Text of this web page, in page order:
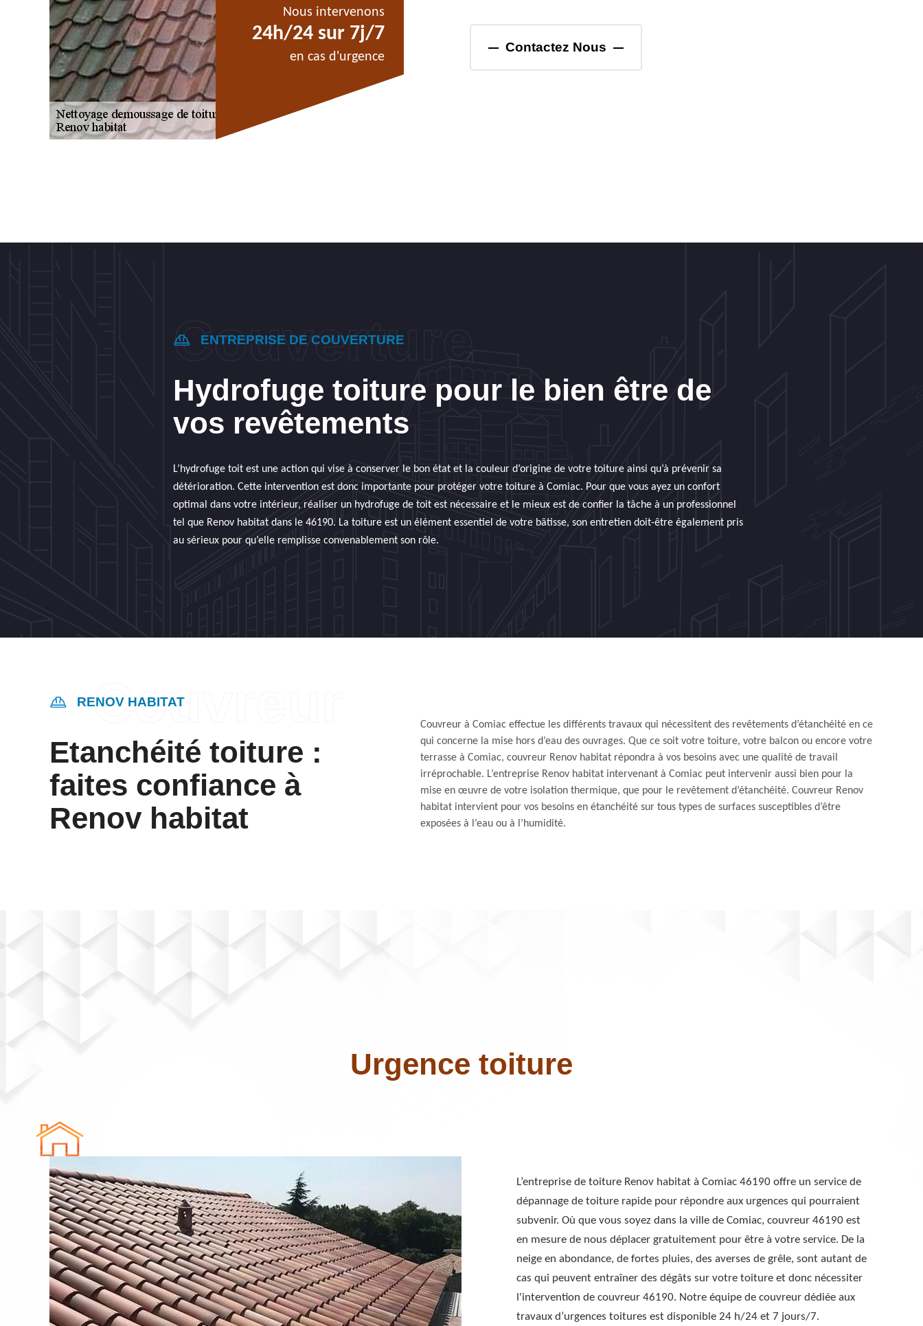
Nous intervenons
24h/24 sur 7j/7
en cas d'urgence
Contactez Nous
ENTREPRISE DE COUVERTURE
Hydrofuge toiture pour le bien être de
vos revêtements
L’hydrofuge toit est une action qui vise à conserver le bon état et la couleur d’origine de votre toiture ainsi qu’à prévenir sa
détérioration. Cette intervention est donc importante pour protéger votre toiture à Comiac. Pour que vous ayez un confort
optimal dans votre intérieur, réaliser un hydrofuge de toit est nécessaire et le mieux est de confier la tâche à un professionnel
tel que Renov habitat dans le 46190. La toiture est un élément essentiel de votre bâtisse, son entretien doit-être également pris
au sérieux pour qu’elle remplisse convenablement son rôle.
RENOV HABITAT
Etanchéité toiture :
faites confiance à
Renov habitat
Couvreur à Comiac effectue les différents travaux qui nécessitent des revêtements d’étanchéité en ce
qui concerne la mise hors d’eau des ouvrages. Que ce soit votre toiture, votre balcon ou encore votre
terrasse à Comiac, couvreur Renov habitat répondra à vos besoins avec une qualité de travail
irréprochable. L’entreprise Renov habitat intervenant à Comiac peut intervenir aussi bien pour la
mise en œuvre de votre isolation thermique, que pour le revêtement d’étanchéité. Couvreur Renov
habitat intervient pour vos besoins en étanchéité sur tous types de surfaces susceptibles d’être
exposées à l’eau ou à l’humidité.
Urgence toiture
L’entreprise de toiture Renov habitat à Comiac 46190 offre un service de
dépannage de toiture rapide pour répondre aux urgences qui pourraient
subvenir. Où que vous soyez dans la ville de Comiac, couvreur 46190 est
en mesure de nous déplacer gratuitement pour être à votre service. De la
neige en abondance, de fortes pluies, des averses de grêle, sont autant de
cas qui peuvent entraîner des dégâts sur votre toiture et donc nécessiter
l'intervention de couvreur 46190. Notre équipe de couvreur dédiée aux
travaux d’urgences toitures est disponible 24 h/24 et 7 jours/7.